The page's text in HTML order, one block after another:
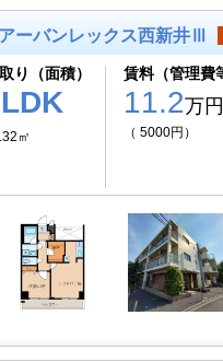
ーバンレックス西新井Ⅲ
り（面積）
㎡
賃料（管理費
11.2万円
（ 5000円）